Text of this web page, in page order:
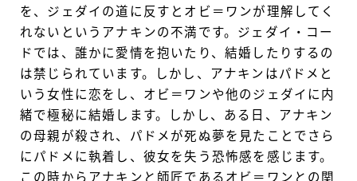
を、ジェダイの道に反すとオビ＝ワンが理解してく
れないというアナキンの不満です。ジェダイ・コー
ドでは、誰かに愛情を抱いたり、結婚したりするの
は禁じられています。しかし、アナキンはパドメと
いう女性に恋をし、オビ＝ワンや他のジェダイに内
緒で極秘に結婚します。しかし、ある日、アナキン
の母親が殺され、パドメが死ぬ夢を見たことでさら
にパドメに執着し、彼女を失う恐怖感を感じます。
この時からアナキンと師匠であるオビ＝ワンとの関